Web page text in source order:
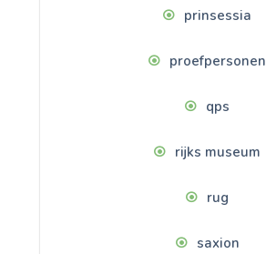
prinsessia
proefpersonen
qps
rijks museum
rug
saxion